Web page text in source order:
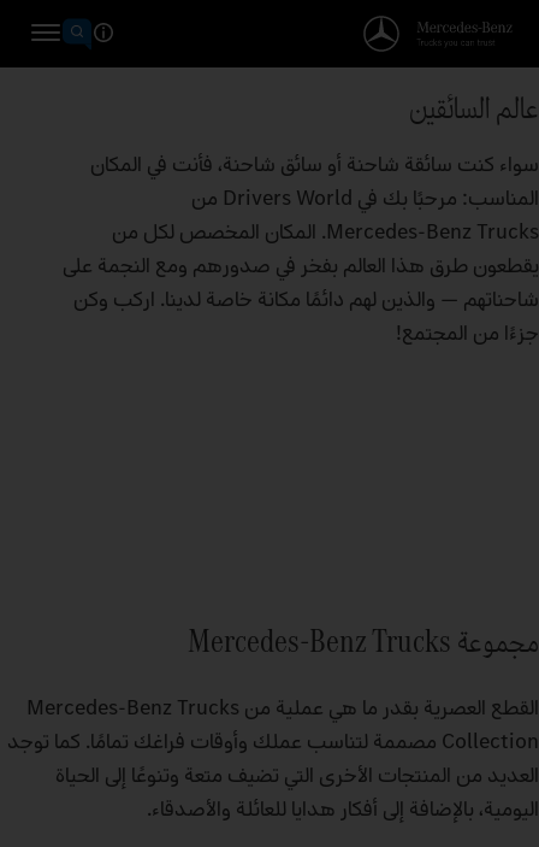
عالم السائقين
سواء كنت سائقة شاحنة أو سائق شاحنة، فأنت في المكان
المناسب: مرحبًا بك في Drivers World من
Mercedes‑Benz Trucks. المكان المخصص لكل من
يقطعون طرق هذا العالم بفخر في صدورهم ومع النجمة على
شاحناتهم — والذين لهم دائمًا مكانة خاصة لدينا. اركب وكن
جزءًا من المجتمع!
مجموعة Mercedes-Benz Trucks
القطع العصرية بقدر ما هي عملية من Mercedes‑Benz Trucks
Collection مصممة لتناسب عملك وأوقات فراغك تمامًا. كما توجد
العديد من المنتجات الأخرى التي تضيف متعة وتنوعًا إلى الحياة
اليومية، بالإضافة إلى أفكار هدايا للعائلة والأصدقاء.